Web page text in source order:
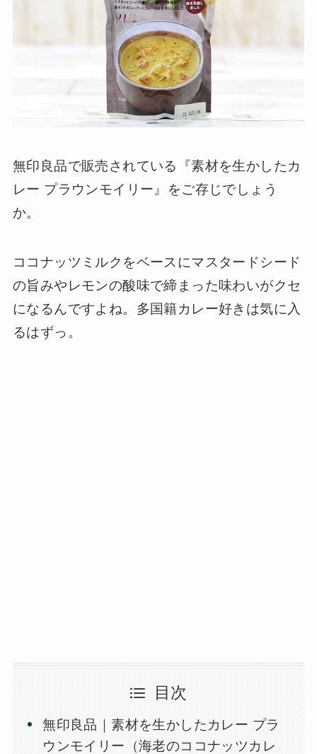
無印良品で販売されている『素材を生かしたカ
レー プラウンモイリー』をご存じでしょう
か。
ココナッツミルクをベースにマスタードシード
の旨みやレモンの酸味で締まった味わいがクセ
になるんですよね。多国籍カレー好きは気に入
るはずっ。
目次
無印良品｜素材を生かしたカレー プラ
ウンモイリー（海老のココナッツカレ